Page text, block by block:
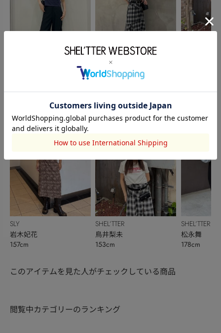
SLY
岩木妃花
157cm
SLY
SHEL’TTER
鳥井梨未
153cm
SHEL’TTER
松永舞
178cm
このアイテムを見た人がチェックしている商品
閲覧中カテゴリーのランキング